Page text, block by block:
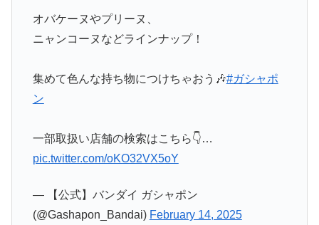
オバケーヌやプリーヌ、
ニャンコーヌなどラインナップ！
集めて色んな持ち物につけちゃおう🎶#ガシャポ
ン
一部取扱い店舗の検索はこちら👇…
pic.twitter.com/oKO32VX5oY
— 【公式】バンダイ ガシャポン
(@Gashapon_Bandai) February 14, 2025